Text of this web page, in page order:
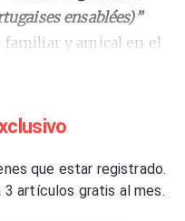
ensablées)”
familiar y amical en el
losriffs
los doce temas,
instrumentos –
que estar registrado.
3 artículos gratis al mes.